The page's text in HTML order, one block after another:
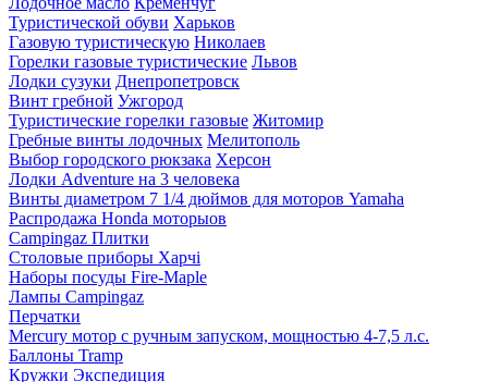
Туристической обуви Харьков
Газовую туристическую Николаев
Горелки газовые туристические Львов
Лодки сузуки Днепропетровск
Винт гребной Ужгород
Туристические горелки газовые Житомир
Гребные винты лодочных Мелитополь
Выбор городского рюкзака Херсон
Лодки Adventure на 3 человека
Винты диаметром 7 1/4 дюймов для моторов Yamaha
Распродажа Honda моторыов
Campingaz Плитки
Столовые приборы Харчі
Наборы посуды Fire-Maple
Лампы Campingaz
Перчатки
Mercury мотор с ручным запуском, мощностью 4-7,5 л.с.
Баллоны Tramp
Кружки Экспедиция